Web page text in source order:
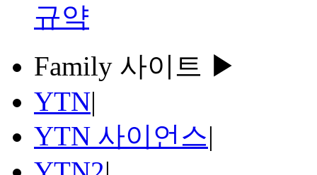
규약
Family 사이트 ▶
YTN|
YTN 사이언스|